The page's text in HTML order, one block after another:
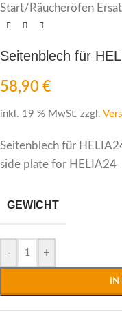
Start/ Räucheröfen
Seitenblech für
58,90 €
inkl. 19 % MwSt. zzgl.
Seitenblech für
side plate for HELIA24
GEWICHT
- +
Alternative: